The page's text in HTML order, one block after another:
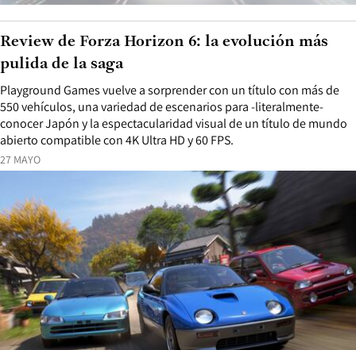
27 MAYO
Playground Games vuelve a sorprender con un título con más de
550 vehículos, una variedad de escenarios para -literalmente-
conocer Japón y la espectacularidad visual de un título de mundo
abierto compatible con 4K Ultra HD y 60 FPS.
Review de Forza Horizon 6: la evolución más
pulida de la saga